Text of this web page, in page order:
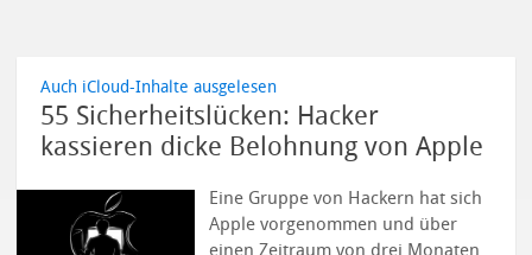
Auch iCloud-Inhalte ausgelesen
55 Sicherheitslücken: Hacker
kassieren dicke Belohnung von Apple
Eine Gruppe von Hackern hat sich
Apple vorgenommen und über
einen Zeitraum von drei Monaten